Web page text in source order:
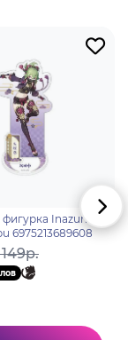
Анемо
при
по месту.
Inazuma
6975213689608
149р.